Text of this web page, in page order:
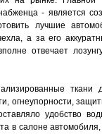
- является
лучшие
а за его
отвечает
ткани
огнеупорности,
удобство
в салоне